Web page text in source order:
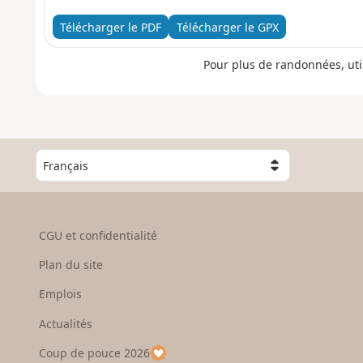
Télécharger le PDF Télécharger le GPX
Pour plus de randonnées,
C
h
o
s
e
u
CGU et confidentialité
Plan du site
Emplois
Actualités
Coup de pouce 2026